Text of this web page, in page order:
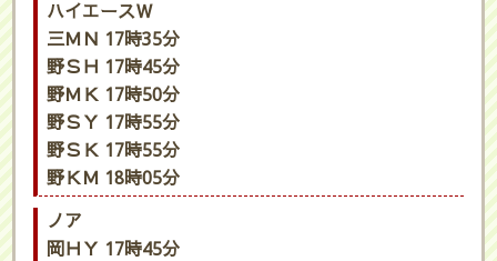
ハイエースＷ
三ＭＮ 17時35分
野ＳＨ 17時45分
野ＭＫ 17時50分
野ＳＹ 17時55分
野ＳＫ 17時55分
野ＫＭ 18時05分
ノア
岡ＨＹ 17時45分